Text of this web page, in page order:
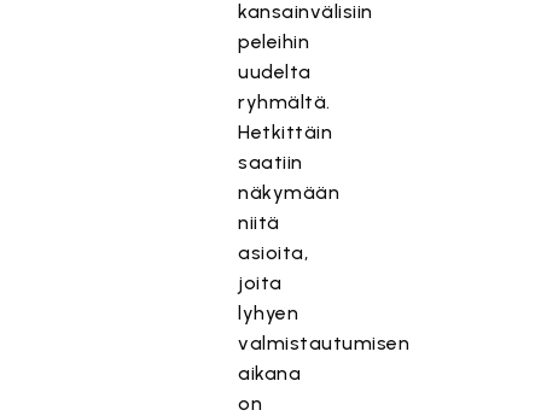
kansainvälisiin
peleihin
uudelta
ryhmältä.
Hetkittäin
saatiin
näkymään
niitä
asioita,
joita
lyhyen
valmistautumisen
aikana
on